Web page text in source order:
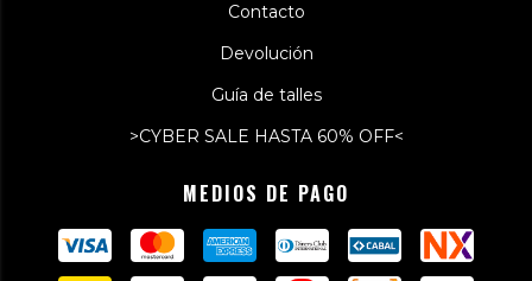
Contacto
Devolución
Guía de talles
>CYBER SALE HASTA 60% OFF<
MEDIOS DE PAGO